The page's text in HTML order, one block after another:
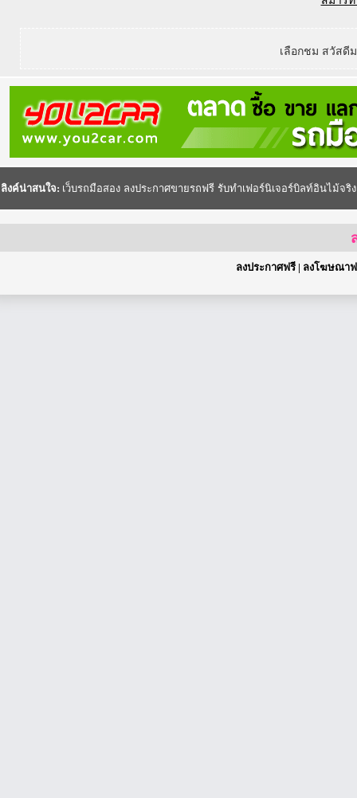
เลือกชม สวัสดี
ลิงค์น่าสนใจ: เว็บรถมือสอง ลงประกาศขายรถฟรี รับทำเฟอร์นิเจอร์บิลท์อินไม้จริง
ลงประกาศฟรี | ลงโฆษณา